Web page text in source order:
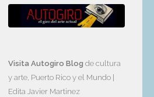
Visita Autogiro Blog de cultura
y arte, Puerto Rico y el Mundo |
Edita Javier Martinez